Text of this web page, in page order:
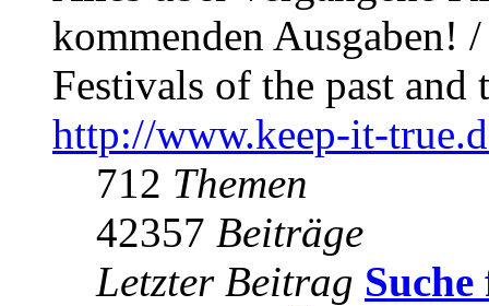
kommenden Ausgaben!
Festivals of the past
http://www.keep-it-
712 Themen
42357 Beiträge
Letzter Beitrag